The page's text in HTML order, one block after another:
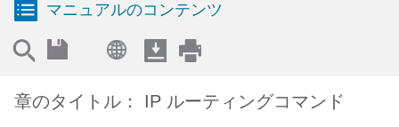
マニュアルのコンテンツ
章のタイトル： IP ルーティングコマンド